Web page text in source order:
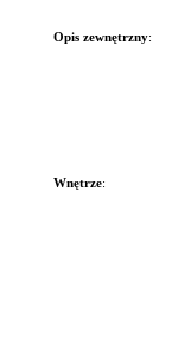
Opis zewnętrzny:
Wnętrze: